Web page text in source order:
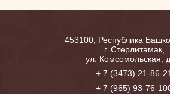
453100, Республика
г. Стерлитамак,
ул. Комсомольская,
+ 7 (3473) 21-86-
+ 7 (965) 93-76-